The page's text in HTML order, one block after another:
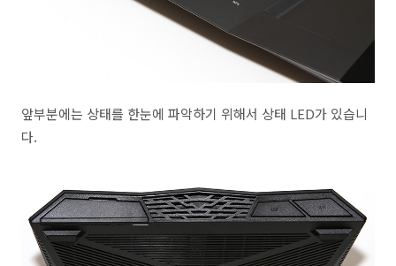
앞부분에는 상태를 한눈에 파악하기 위해서 상태 LED가 있습니
다.